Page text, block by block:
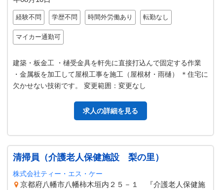
経験不問 学歴不問 時間外労働あり 転勤なし
マイカー通勤可
建築・板金工 ・樋受金具を軒先に直接打込んで固定する作業
・金属板を加工して屋根工事を施工（屋根材・雨樋） ＊住宅に
欠かせない技術です。 変更範囲：変更なし
求人の詳細を見る
清掃員（介護老人保健施設 梨の里）
株式会社ティー・エス・ケー
京都府八幡市八幡柿木垣内２５－１ 『介護老人保健施